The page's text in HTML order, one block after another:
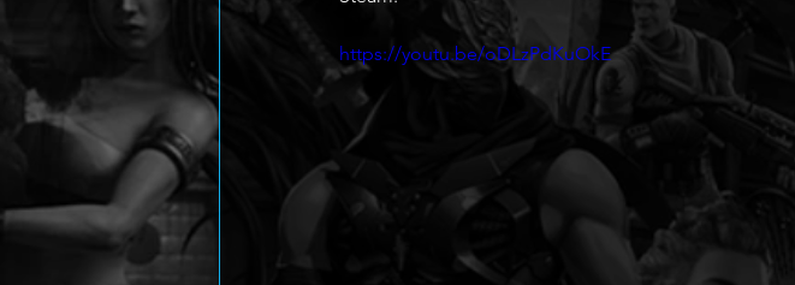
https://youtu.be/oDLzPdKuOkE